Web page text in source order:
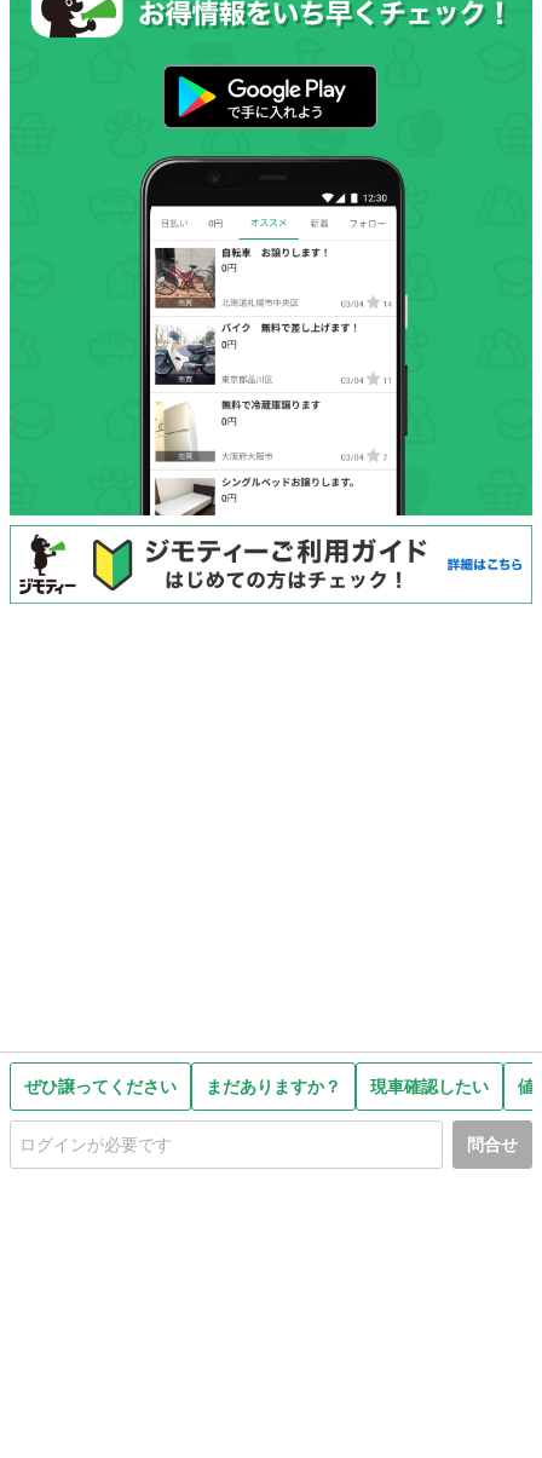
ぜひ譲ってください まだありますか？ 現車確認したい 値
問合せ